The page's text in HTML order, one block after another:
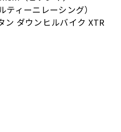
ティーニレーシング）
ダウンヒルバイク XTR